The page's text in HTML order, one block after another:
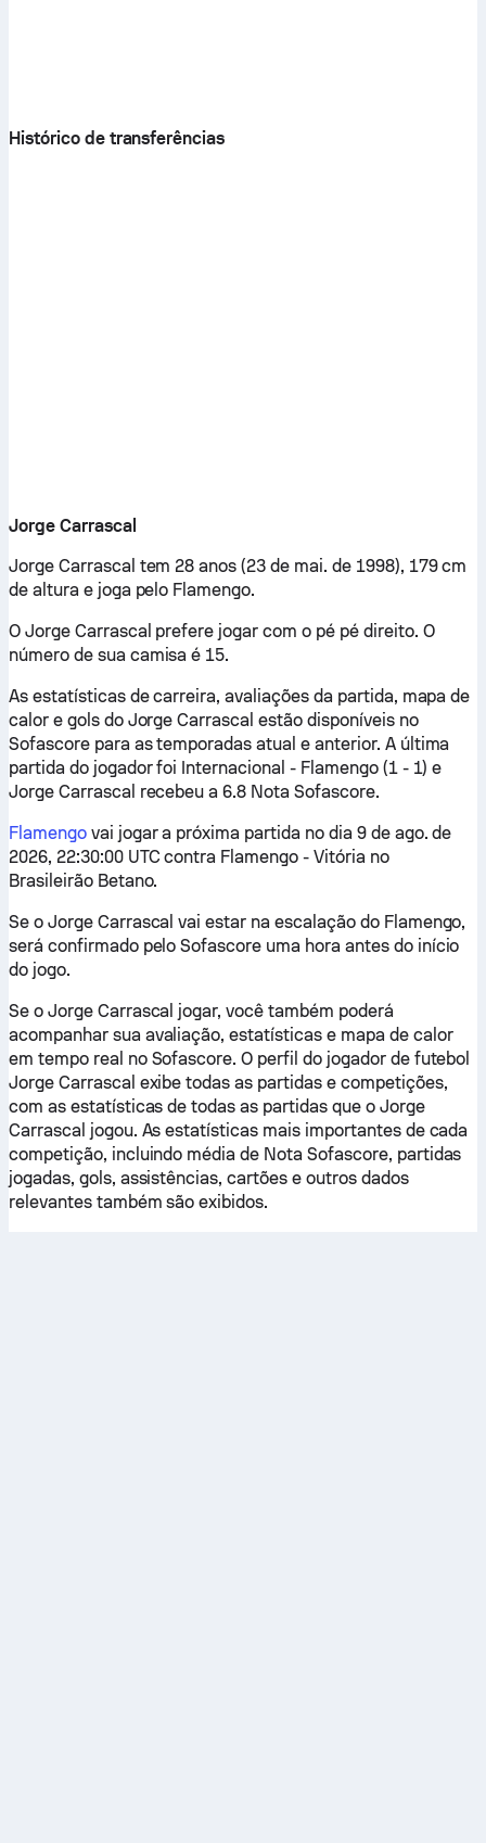
Histórico de transferências
Jorge Carrascal
Jorge Carrascal tem 28 anos (23 de mai. de 1998), 179 cm
de altura e joga pelo Flamengo.
O Jorge Carrascal prefere jogar com o pé pé direito. O
número de sua camisa é 15.
As estatísticas de carreira, avaliações da partida, mapa de
calor e gols do Jorge Carrascal estão disponíveis no
Sofascore para as temporadas atual e anterior. A última
partida do jogador foi Internacional - Flamengo (1 - 1) e
Jorge Carrascal recebeu a 6.8 Nota Sofascore.
Flamengovai jogar a próxima partida no dia 9 de ago. de
2026, 22:30:00 UTC contra Flamengo - Vitória no
Brasileirão Betano.
Se o Jorge Carrascal vai estar na escalação do Flamengo,
será confirmado pelo Sofascore uma hora antes do início
do jogo.
Se o Jorge Carrascal jogar, você também poderá
acompanhar sua avaliação, estatísticas e mapa de calor
em tempo real no Sofascore. O perfil do jogador de futebol
Jorge Carrascal exibe todas as partidas e competições,
com as estatísticas de todas as partidas que o Jorge
Carrascal jogou. As estatísticas mais importantes de cada
competição, incluindo média de Nota Sofascore, partidas
jogadas, gols, assistências, cartões e outros dados
relevantes também são exibidos.